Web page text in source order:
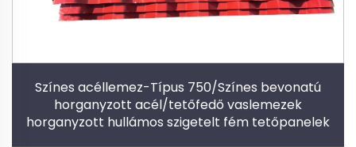
Színes acéllemez-Típus 750/Színes bevonatú
horganyzott acél/tetőfedő vaslemezek
horganyzott hullámos szigetelt fém tetőpanelek